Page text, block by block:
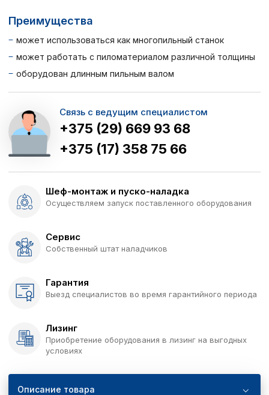
Преимущества
может использоваться как многопильный станок
может работать с пиломатериалом различной толщины
оборудован длинным пильным валом
Связь с ведущим специалистом
+375 (29) 669 93 68
+375 (17) 358 75 66
Шеф-монтаж и пуско-наладка
Осуществляем запуск поставленного оборудования
Сервис
Собственный штат наладчиков
Гарантия
Выезд специалистов во время гарантийного периода
Лизинг
Приобретение оборудования в лизинг на выгодных
условиях
Описание товара